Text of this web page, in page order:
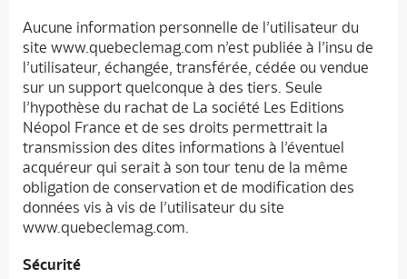
Aucune information personnelle de l’utilisateur du
site www.quebeclemag.com n’est publiée à l’insu de
l’utilisateur, échangée, transférée, cédée ou vendue
sur un support quelconque à des tiers. Seule
l’hypothèse du rachat de La société Les Editions
Néopol France et de ses droits permettrait la
transmission des dites informations à l’éventuel
acquéreur qui serait à son tour tenu de la même
obligation de conservation et de modification des
données vis à vis de l’utilisateur du site
www.quebeclemag.com.
Sécurité